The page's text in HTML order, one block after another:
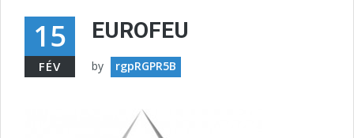
15
FÉV
EUROFEU
by rgpRGPR5B